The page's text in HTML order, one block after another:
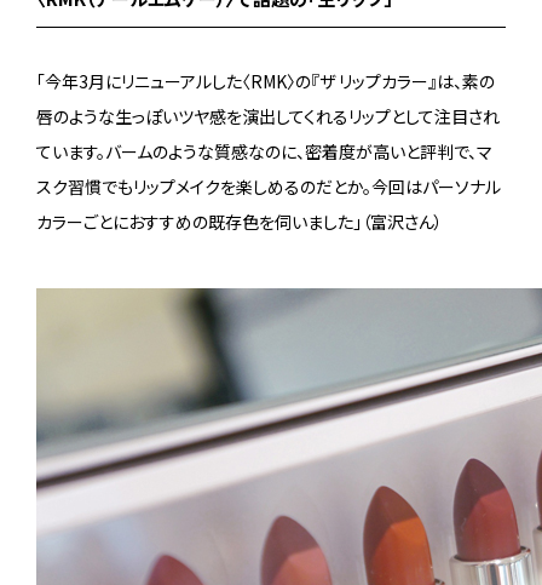
「今年3月にリニューアルした〈RMK〉の『ザ リップカラー』は、素の
唇のような生っぽいツヤ感を演出してくれるリップとして注目され
ています。バームのような質感なのに、密着度が高いと評判で、マ
スク習慣でもリップメイクを楽しめるのだとか。今回はパーソナル
カラーごとにおすすめの既存色を伺いました」（富沢さん）